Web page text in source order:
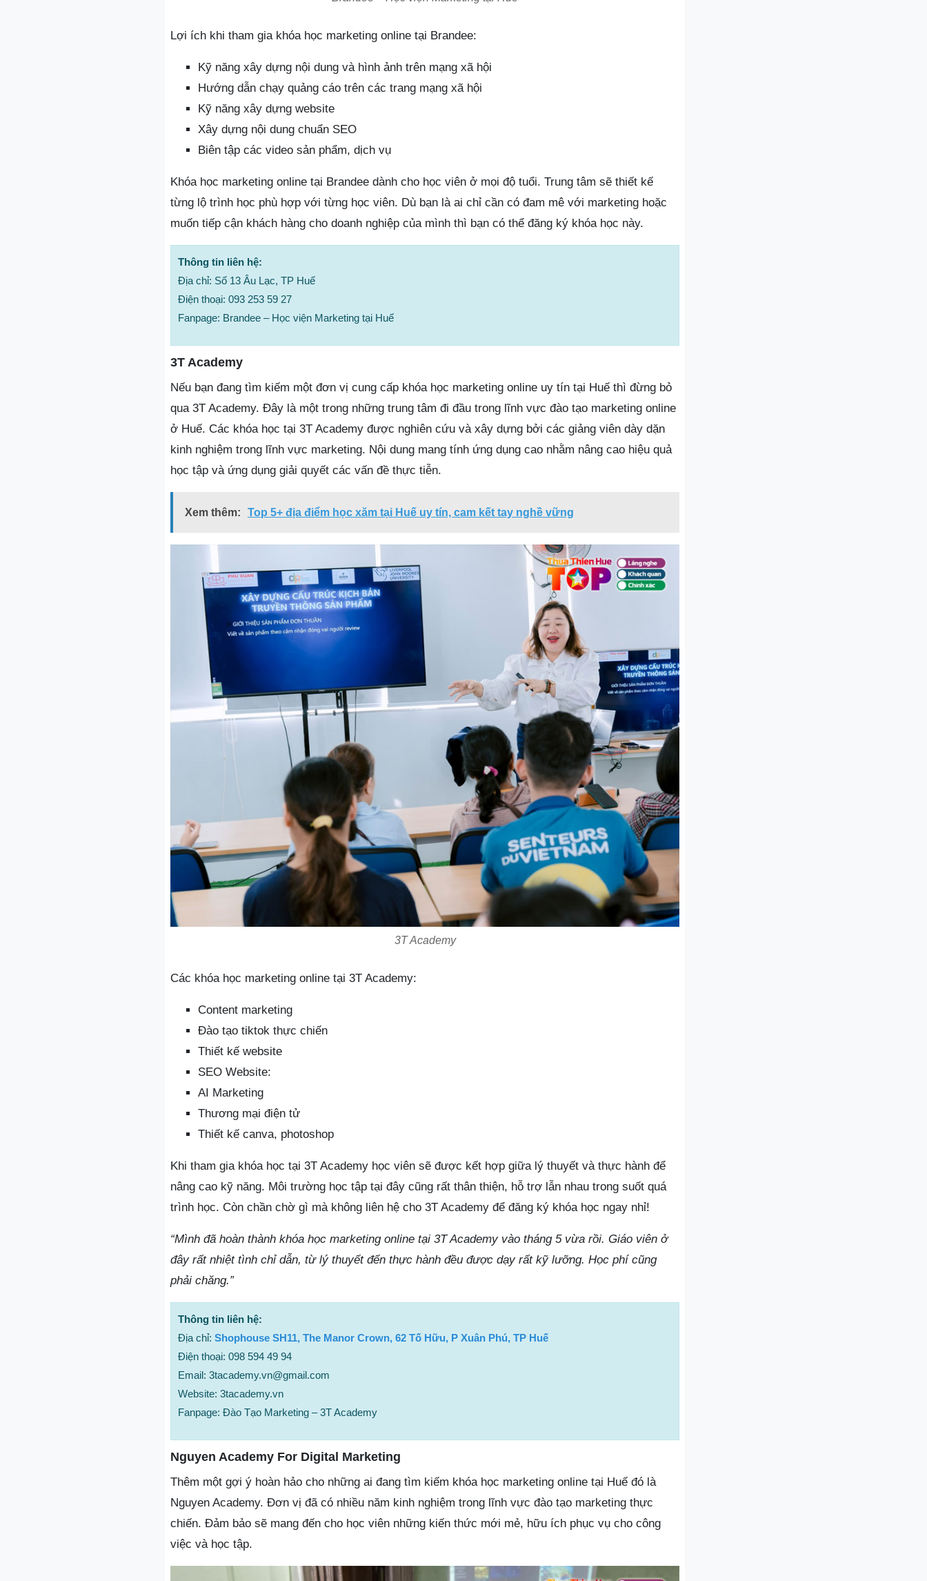
Lợi ích khi tham gia khóa học marketing online tại Brandee:
Kỹ năng xây dựng nội dung và hình ảnh trên mạng xã hội
Hướng dẫn chạy quảng cáo trên các trang mạng xã hội
Kỹ năng xây dựng website
Xây dựng nội dung chuẩn SEO
Biên tập các video sản phẩm, dịch vụ
Khóa học marketing online tại Brandee dành cho học viên ở mọi độ tuổi. Trung tâm sẽ thiết kế
từng lộ trình học phù hợp với từng học viên. Dù bạn là ai chỉ cần có đam mê với marketing hoặc
muốn tiếp cận khách hàng cho doanh nghiệp của mình thì bạn có thể đăng ký khóa học này.
Thông tin liên hệ:
Địa chỉ: Số 13 Âu Lạc, TP Huế
Điện thoại: 093 253 59 27
Fanpage: Brandee – Học viện Marketing tại Huế
3T Academy
Nếu bạn đang tìm kiếm một đơn vị cung cấp khóa học marketing online uy tín tại Huế thì đừng bỏ
qua 3T Academy. Đây là một trong những trung tâm đi đầu trong lĩnh vực đào tạo marketing online
ở Huế. Các khóa học tại 3T Academy được nghiên cứu và xây dựng bởi các giảng viên dày dặn
kinh nghiệm trong lĩnh vực marketing. Nội dung mang tính ứng dụng cao nhằm nâng cao hiệu quả
học tập và ứng dụng giải quyết các vấn đề thực tiễn.
Xem thêm: Top 5+ địa điểm học xăm tại Huế uy tín, cam kết tay nghề vững
3T Academy
Các khóa học marketing online tại 3T Academy:
Content marketing
Đào tạo tiktok thực chiến
Thiết kế website
SEO Website:
AI Marketing
Thương mại điện tử
Thiết kế canva, photoshop
Khi tham gia khóa học tại 3T Academy học viên sẽ được kết hợp giữa lý thuyết và thực hành để
nâng cao kỹ năng. Môi trường học tập tại đây cũng rất thân thiện, hỗ trợ lẫn nhau trong suốt quá
trình học. Còn chần chờ gì mà không liên hệ cho 3T Academy để đăng ký khóa học ngay nhỉ!
“Mình đã hoàn thành khóa học marketing online tại 3T Academy vào tháng 5 vừa rồi. Giáo viên ở
đây rất nhiệt tình chỉ dẫn, từ lý thuyết đến thực hành đều được dạy rất kỹ lưỡng. Học phí cũng
phải chăng.”
Thông tin liên hệ:
Địa chỉ: Shophouse SH11, The Manor Crown, 62 Tố Hữu, P Xuân Phú, TP Huế
Điện thoại: 098 594 49 94
Email: 3tacademy.vn@gmail.com
Website: 3tacademy.vn
Fanpage: Đào Tạo Marketing – 3T Academy
Nguyen Academy For Digital Marketing
Thêm một gợi ý hoàn hảo cho những ai đang tìm kiếm khóa học marketing online tại Huế đó là
Nguyen Academy. Đơn vị đã có nhiều năm kinh nghiệm trong lĩnh vực đào tạo marketing thực
chiến. Đảm bảo sẽ mang đến cho học viên những kiến thức mới mẻ, hữu ích phục vụ cho công
việc và học tập.